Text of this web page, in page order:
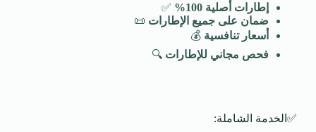
إطارات أصلية 100
%
✅
ضمان على جميع الإطارات 📜
أسعار تنافسية 💰
فحص مجاني للإطارات 🔍
✅الخدمة الشاملة: